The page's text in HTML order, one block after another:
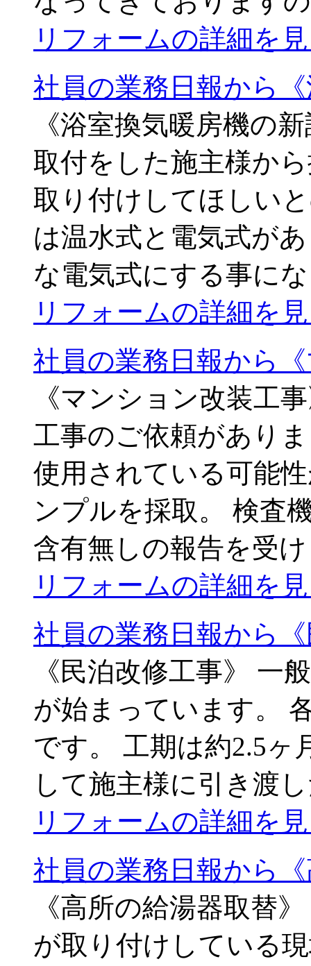
リフォームの詳細を
社員の業務日報から
《浴室換気暖房機の
取付をした施主様か
取り付けしてほしい
は温水式と電気式が
な電気式にする事に
リフォームの詳細を
社員の業務日報から
《マンション改装工
工事のご依頼があり
使用されている可能
ンプルを採取。 検査
含有無しの報告を受
リフォームの詳細を
社員の業務日報から
《民泊改修工事》 一
が始まっています。
です。 工期は約2.5ヶ
して施主様に引き渡
リフォームの詳細を
社員の業務日報から
《高所の給湯器取替
が取り付けしている